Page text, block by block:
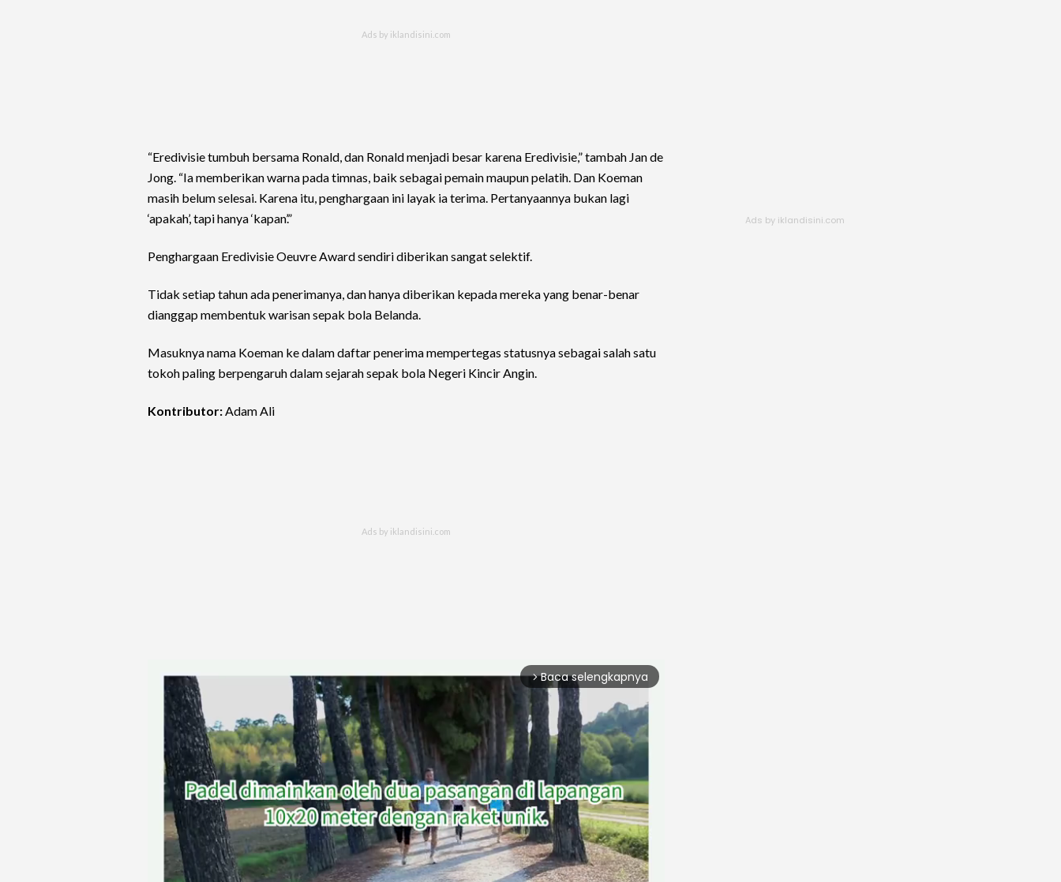
“Eredivisie tumbuh bersama Ronald, dan Ronald menjadi besar karena Eredivisie,” tambah Jan de
Jong. “Ia memberikan warna pada timnas, baik sebagai pemain maupun pelatih. Dan Koeman
masih belum selesai. Karena itu, penghargaan ini layak ia terima. Pertanyaannya bukan lagi
‘apakah’, tapi hanya ‘kapan’.”
Penghargaan Eredivisie Oeuvre Award sendiri diberikan sangat selektif.
Tidak setiap tahun ada penerimanya, dan hanya diberikan kepada mereka yang benar-benar
dianggap membentuk warisan sepak bola Belanda.
Masuknya nama Koeman ke dalam daftar penerima mempertegas statusnya sebagai salah satu
tokoh paling berpengaruh dalam sejarah sepak bola Negeri Kincir Angin.
Kontributor:Adam Ali
arrow_forward_ios Baca selengkapnya